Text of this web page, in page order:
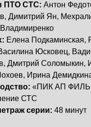
ПТО СТС: Антон
Димитрий Ян,
Елена Подкаминская,
Юсковец,
Дмитрий Соломыкин,
Ирина
«ПИК АП
СТС
серии: 48 минут